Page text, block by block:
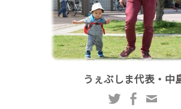
うぇぶしま代表・中